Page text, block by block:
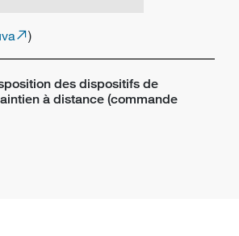
)
des dispositifs de
à distance (commande